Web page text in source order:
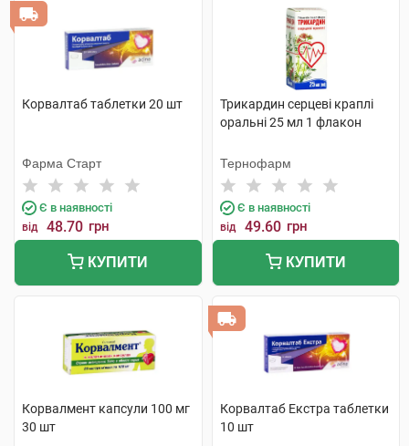
Корвалтаб таблетки 20 шт
Фарма Старт
Є в наявності
від 48.70 грн
КУПИТИ
Трикардин серцеві краплі
оральні 25 мл 1 флакон
Тернофарм
Є в наявності
від 49.60 грн
КУПИТИ
Корвалмент капсули 100 мг
30 шт
Корвалтаб Екстра таблетки
10 шт